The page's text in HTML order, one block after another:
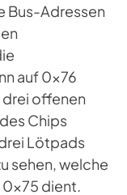
Bus-Adressen
auf 0x76
drei offenen
Chips
Lötpads
sehen, welche
0x75 dient.